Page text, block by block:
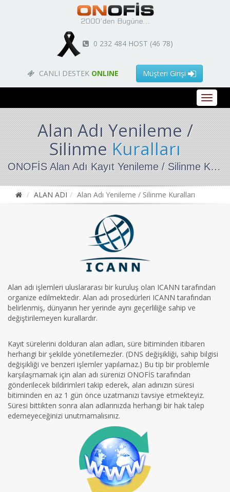
0 232 484 HOST (46 78)
CANLI DESTEK ONLINE Müşteri Girişi
Alan Adı Yenileme /
SilinmeKuralları
ONOFİS Alan Adı Kayıt Yenileme / Silinme Kurallarıdır...
ALAN ADI Alan Adı Yenileme / Silinme Kuralları
Alan adı işlemleri uluslararası bir kuruluş olan ICANN tarafından
organize edilmektedir. Alan adı prosedürleri ICANN tarafından
belirlenmiş, dünyanın her yerinde aynı geçerliliğe sahip ve
değiştirilemeyen kurallardır.
Kayıt sürelerini dolduran alan adları, süre bitiminden itibaren
herhangi bir şekilde yönetilemezler. (DNS değişikliği, sahip bilgisi
değişikliği ve benzeri işlemler yapılamaz.) Bu tip bir problemle
karşılaşmamak için alan adı sürenizi ONOFİS tarafından
gönderilecek bildirimleri takip ederek, alan adınızın süresi
bitiminden en az 1 gün önce uzatmanızı tavsiye etmekteyiz.
Süresi bittikten sonra alan adlarınızda herhangi bir hak talep
edemeyeceğinizi unutmamalısınız.